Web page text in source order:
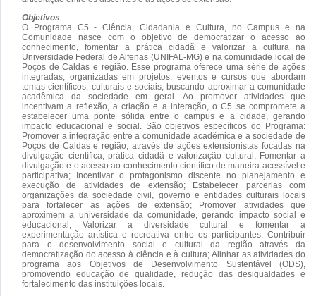
Objetivos
O Programa C5 - Ciência, Cidadania e Cultura, no Campus e na
Comunidade nasce com o objetivo de democratizar o acesso ao
conhecimento, fomentar a prática cidadã e valorizar a cultura na
Universidade Federal de Alfenas (UNIFAL-MG) e na comunidade local de
Poços de Caldas e região. Esse programa oferece uma série de ações
integradas, organizadas em projetos, eventos e cursos que abordam
temas científicos, culturais e sociais, buscando aproximar a comunidade
acadêmica da sociedade em geral. Ao promover atividades que
incentivam a reflexão, a criação e a interação, o C5 se compromete a
estabelecer uma ponte sólida entre o campus e a cidade, gerando
impacto educacional e social. São objetivos específicos do Programa:
Promover a integração entre a comunidade acadêmica e a sociedade de
Poços de Caldas e região, através de ações extensionistas focadas na
divulgação científica, prática cidadã e valorização cultural; Fomentar a
divulgação e o acesso ao conhecimento científico de maneira acessível e
participativa; Incentivar o protagonismo discente no planejamento e
execução de atividades de extensão; Estabelecer parcerias com
organizações da sociedade civil, governo e entidades culturais locais
para fortalecer as ações de extensão; Promover atividades que
aproximem a universidade da comunidade, gerando impacto social e
educacional; Valorizar a diversidade cultural e fomentar a
experimentação artística e recreativa entre os participantes; Contribuir
para o desenvolvimento social e cultural da região através da
democratização do acesso à ciência e à cultura; Alinhar as atividades do
programa aos Objetivos de Desenvolvimento Sustentável (ODS),
promovendo educação de qualidade, redução das desigualdades e
fortalecimento das instituições locais.